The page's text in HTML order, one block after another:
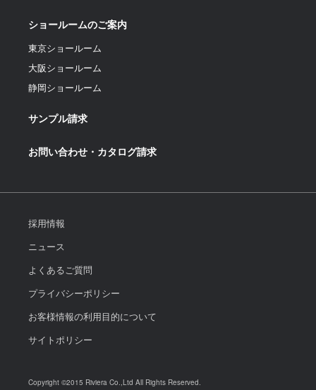
ショールームのご案内
東京ショールーム
大阪ショールーム
静岡ショールーム
サンプル請求
お問い合わせ・カタログ請求
採用情報
ニュース
よくあるご質問
プライバシーポリシー
お客様情報の利用目的について
サイトポリシー
Copyright ©2015 Riviera Co.,Ltd All Rights Reserved.